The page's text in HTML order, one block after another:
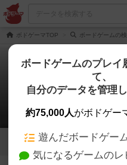
ボドゲーマTOP ボードゲームの
タウ
55店のカフェ
5
ボードゲームのプレイ
て、
自分のデータを管理
約75,000人がボドゲー
遊んだボードゲー
気になるゲームのレ